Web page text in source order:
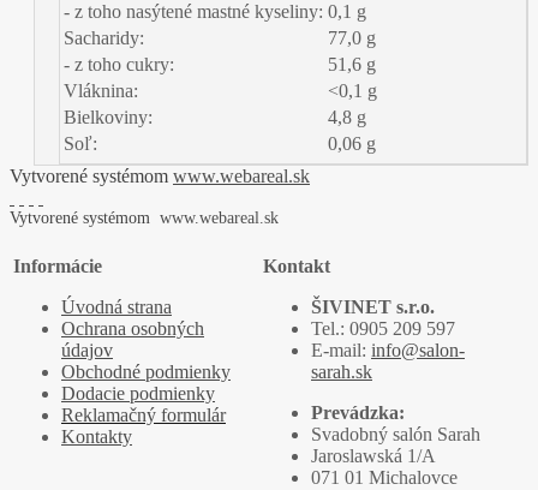
- z toho nasýtené mastné kyseliny: 0,1 g
Sacharidy:
77,0 g
- z toho cukry:
51,6 g
Vláknina:
<0,1 g
Bielkoviny:
4,8 g
Soľ:
0,06 g
Vytvorené systémom www.webareal.sk
Vytvorené systémom www.webareal.sk
Informácie
Úvodná strana
Ochrana osobných
údajov
Obchodné podmienky
Dodacie podmienky
Reklamačný formulár
Kontakty
Kontakt
ŠIVINET s.r.o.
Tel.: 0905 209 597
E-mail: info@salon-
sarah.sk
Prevádzka:
Svadobný salón Sarah
Jaroslawská 1/A
071 01 Michalovce